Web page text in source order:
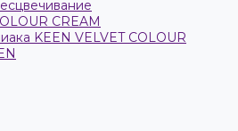
CREAM
KEEN VELVET COLOUR